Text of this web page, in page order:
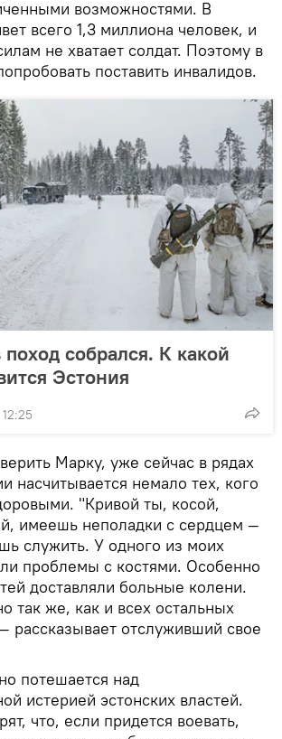
возможностями. В
всего 1,3 миллиона человек, и
не хватает солдат. Поэтому в
поставить инвалидов.
собрался. К какой
Эстония
Марку, уже сейчас в рядах
насчитывается немало тех, кого
"Кривой ты, косой,
имеешь неполадки с сердцем —
служить. У одного из моих
проблемы с костями. Особенно
доставляли больные колени.
так же, как и всех остальных
рассказывает отслуживший свое
потешается над
истерией эстонских властей.
что, если придется воевать,